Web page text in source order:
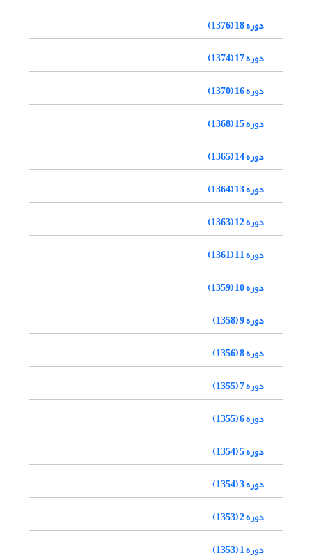
دوره 18 (1376)
دوره 17 (1374)
دوره 16 (1370)
دوره 15 (1368)
دوره 14 (1365)
دوره 13 (1364)
دوره 12 (1363)
دوره 11 (1361)
دوره 10 (1359)
دوره 9 (1358)
دوره 8 (1356)
دوره 7 (1355)
دوره 6 (1355)
دوره 5 (1354)
دوره 3 (1354)
دوره 2 (1353)
دوره 1 (1353)